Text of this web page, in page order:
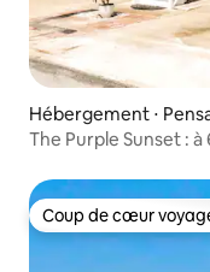
Hébergement ⋅
The Purple Sunset :
Coup de cœur
Coup de cœur